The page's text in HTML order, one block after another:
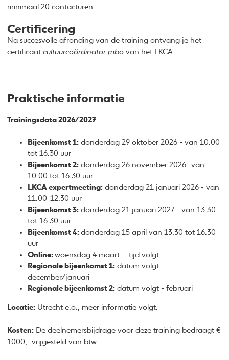
minimaal 20 contacturen.
Certificering
Na succesvolle afronding van de training ontvang je het
certificaatcultuurcoördinator mbo van het LKCA.
Praktische informatie
Trainingsdata 2026/2027
Bijeenkomst 1: donderdag 29 oktober 2026 - van 10.00
tot 16.30 uur
Bijeenkomst 2: donderdag 26 november 2026 -van
10.00 tot 16.30 uur
LKCA expertmeeting: donderdag 21 januari 2026 - van
11.00-12.30 uur
Bijeenkomst 3: donderdag 21 januari 2027 - van 13.30
tot 16.30 uur
Bijeenkomst 4:donderdag 15 april van 13.30 tot 16.30
uur
Online:woensdag 4 maart - tijd volgt
Regionale bijeenkomst 1: datum volgt -
december/januari
Regionale bijeenkomst 2: datum volgt - februari
Locatie: Utrecht e.o., meer informatie volgt.
Kosten: De deelnemersbijdrage voor deze training bedraagt €
1000,- vrijgesteld van btw.